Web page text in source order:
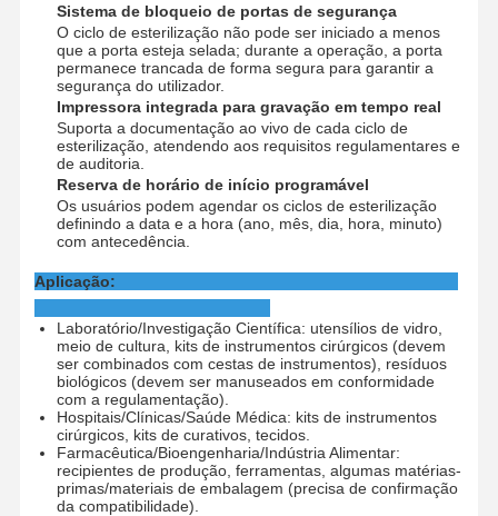
Sistema de bloqueio de portas de segurança
O ciclo de esterilização não pode ser iniciado a menos
que a porta esteja selada; durante a operação, a porta
permanece trancada de forma segura para garantir a
segurança do utilizador.
Impressora integrada para gravação em tempo real
Suporta a documentação ao vivo de cada ciclo de
esterilização, atendendo aos requisitos regulamentares e
de auditoria.
Reserva de horário de início programável
Os usuários podem agendar os ciclos de esterilização
definindo a data e a hora (ano, mês, dia, hora, minuto)
com antecedência.
Aplicação:
Laboratório/Investigação Científica: utensílios de vidro,
meio de cultura, kits de instrumentos cirúrgicos (devem
ser combinados com cestas de instrumentos), resíduos
biológicos (devem ser manuseados em conformidade
com a regulamentação).
Hospitais/Clínicas/Saúde Médica: kits de instrumentos
cirúrgicos, kits de curativos, tecidos.
Farmacêutica/Bioengenharia/Indústria Alimentar:
recipientes de produção, ferramentas, algumas matérias-
primas/materiais de embalagem (precisa de confirmação
da compatibilidade).